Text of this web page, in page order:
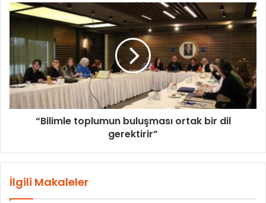
“Bilimle toplumun buluşması ortak bir dil
gerektirir”
İlgili Makaleler